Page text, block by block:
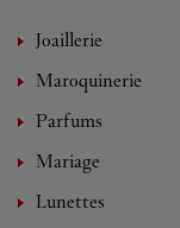
Joaillerie
Maroquinerie
Parfums
Mariage
Lunettes